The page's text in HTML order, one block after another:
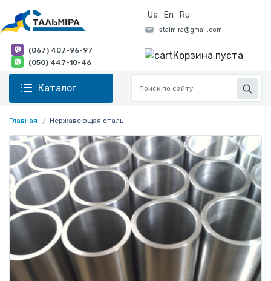
Ua En Ru
(067) 407-96-97
(050) 447-10-46
Корзина пуста
Каталог
Главная Нержавеющая сталь